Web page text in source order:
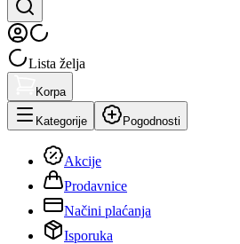
Lista želja
Korpa
Kategorije Pogodnosti
Akcije
Prodavnice
Načini plaćanja
Isporuka